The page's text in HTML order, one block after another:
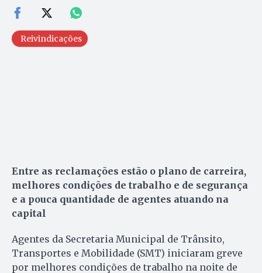
Reivindicações
Entre as reclamações estão o plano de carreira,
melhores condições de trabalho e de segurança
e a pouca quantidade de agentes atuando na
capital
Agentes da Secretaria Municipal de Trânsito,
Transportes e Mobilidade (SMT) iniciaram greve
por melhores condições de trabalho na noite de